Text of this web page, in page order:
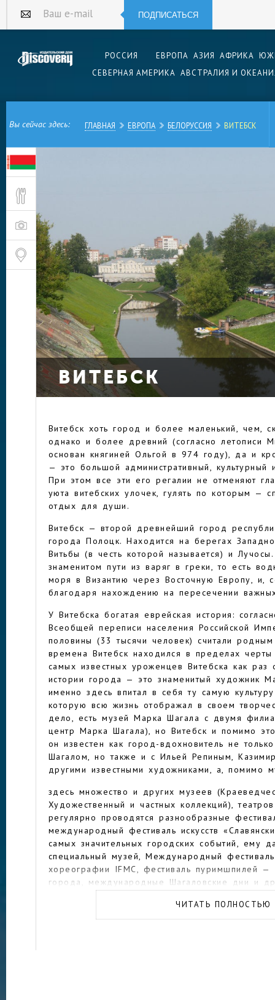
Ваш e-mail ПОДПИСАТЬСЯ
РОССИЯ ЕВРОПА АЗИЯ АФРИКА
СЕВЕРНАЯ АМЕРИКА АВСТРАЛИЯ И
Вы сейчас здесь: ГЛАВНАЯ ЕВРОПА БЕЛОРУССИЯ ВИТЕБСК
ВИТЕБСК
Витебск хоть город и более маленький, чем,
однако и более древний (согласно летописи
основан княгиней Ольгой в 974 году), да и
— это большой административный,
При этом все эти его регалии не отменяют
уюта витебских улочек, гулять по которым —
отдых для души.
Витебск — второй древнейший город
города Полоцк. Находится на берегах
Витьбы (в честь которой называется) и
знаменитом пути из варяг в греки, то есть
моря в Византию через Восточную Европу, и,
благодаря нахождению на пересечении
У Витебска богатая еврейская история:
Всеобщей переписи населения Российской
половины (33 тысячи человек) считали
времена Витебск находился в пределах
самых известных уроженцев Витебска как раз
истории города — это знаменитый художник
именно здесь впитал в себя ту самую
которую всю жизнь отображал в своем
дело, есть музей Марка Шагала с двумя
центр Марка Шагала), но Витебск и помимо
он известен как город-вдохновитель не
Шагалом, но также и с Ильей Репиным,
другими известными художниками, а, помимо
здесь множество и других музеев
Художественный и частных коллекций),
регулярно проводятся разнообразные
международный фестиваль искусств
самых значительных городских событий, ему
специальный музей, Международный
хореографии IFMC, фестиваль пуримшпилей —
города, международные Шагаловские дни и
В центре города можно увидеть
сохранившиеся с прошлых веков, так и
ЧИТАТЬ ПОЛНОСТЬЮ